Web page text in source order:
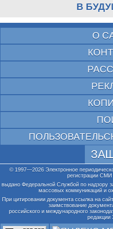
В
О
© 1997—2026 Электронное
регистрации
выдано Федеральной Службой по надзору
массовых коммуникаций и
При цитировании документа ссылка на
заимствование
российского и международного
редакции